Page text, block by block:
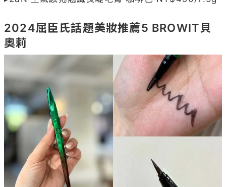
2024屈臣氏話題美妝推薦5 BROWIT貝
奧莉